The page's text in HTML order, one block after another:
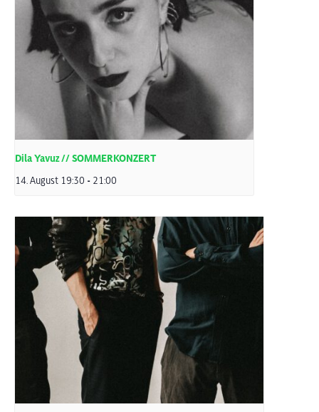
Dila Yavuz // SOMMERKONZERT
14. August 19:30 - 21:00